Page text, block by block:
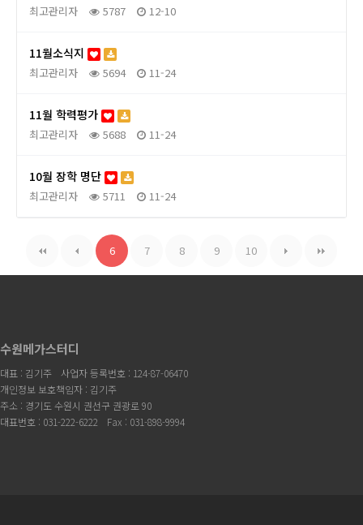
최고관리자 5787 12-10
11월소식지
최고관리자 5694 11-24
11월 학력평가
최고관리자 5688 11-24
10월 장학 명단
최고관리자 5711 11-24
6 7 8 9 10
수원메가스터디
대표 : 김기주
사업자 등록번호 : 124-87-06470
개인정보 보호책임자 : 김기주
주소 : 경기도 수원시 권선구 권광로 90
대표번호 : 031-222-6222
Fax : 031-898-9994